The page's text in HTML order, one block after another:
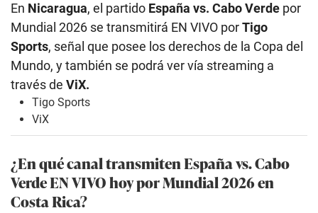
En Nicaragua, el partido España vs. Cabo Verde por
Mundial 2026 se transmitirá EN VIVO porTigo
Sports, señal que posee los derechos de la Copa del
Mundo, y también se podrá ver vía streaming a
través de ViX.
Tigo Sports
ViX
¿En qué canal transmiten España vs. Cabo
VerdeEN VIVO hoy por Mundial 2026 en
Costa Rica?